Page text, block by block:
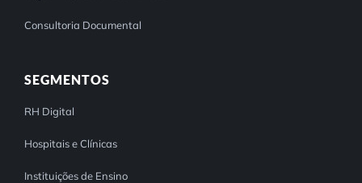
Consultoria Documental
SEGMENTOS
RH Digital
Hospitais e Clínicas
Instituições de Ensino